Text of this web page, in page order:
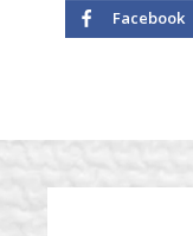
Facebook